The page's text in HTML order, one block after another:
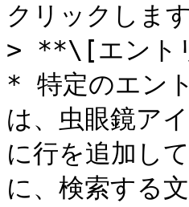
クリックしま
> **\[エント
* 特定のエン
は、虫眼鏡ア
に行を追加し
に、検索する